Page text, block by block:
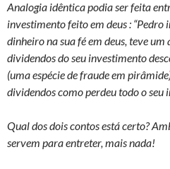
Analogia idêntica podia ser feita
investimento feito em deus : “Pedro
dinheiro na sua fé em deus, teve
dividendos do seu investimento
(uma espécie de fraude em
dividendos como perdeu todo o seu
Qual dos dois contos está certo?
servem para entreter, mais nada!